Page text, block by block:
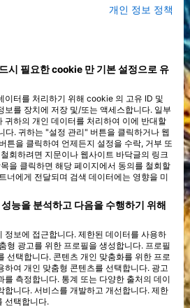
개인 정보 정책
시 필요한 cookie 만 기본 설정으로 유
이터를 처리하기 위해 cookie 의 고유 ID 및
보를 장치에 저장 및/또는 액세스합니다. 일부
귀하의 개인 데이터를 처리하여 이에 반대할
다. 귀하는 "설정 관리" 버튼을 클릭하거나 웹
튼을 클릭하여 언제든지 설정을 수락, 거부 또
회하려면 지문이나 웹사이트 바닥글의 링크
을 클릭하면 해당 페이지에서 동의를 철회할
너에게 전달되며 검색 데이터에는 영향을 미
능을 분석하고 다음을 수행하기 위해
정보에 접근합니다. 제한된 데이터를 사용하
형 광고를 위한 프로필을 생성합니다. 프로필
선택합니다. 콘텐츠 개인 맞춤화를 위한 프로
하여 개인 맞춤형 콘텐츠를 선택합니다. 광고
를 측정합니다. 통계 또는 다양한 출처의 데이
합니다. 서비스를 개발하고 개선합니다. 제한
선택합니다.